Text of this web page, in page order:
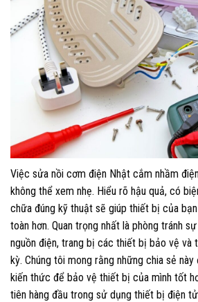
Việc sửa nồi cơm điện Nhật cắm nhầm
không thể xem nhẹ. Hiểu rõ hậu quả, có
chữa đúng kỹ thuật sẽ giúp thiết bị của
toàn hơn. Quan trọng nhất là phòng tránh
nguồn điện, trang bị các thiết bị bảo vệ và
kỳ. Chúng tôi mong rằng những chia sẻ
kiến thức để bảo vệ thiết bị của mình tốt
tiên hàng đầu trong sử dụng thiết bị điện